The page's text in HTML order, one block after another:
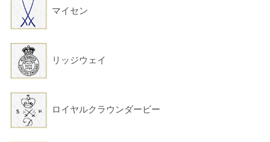
マイセン
リッジウェイ
ロイヤルクラウンダービー